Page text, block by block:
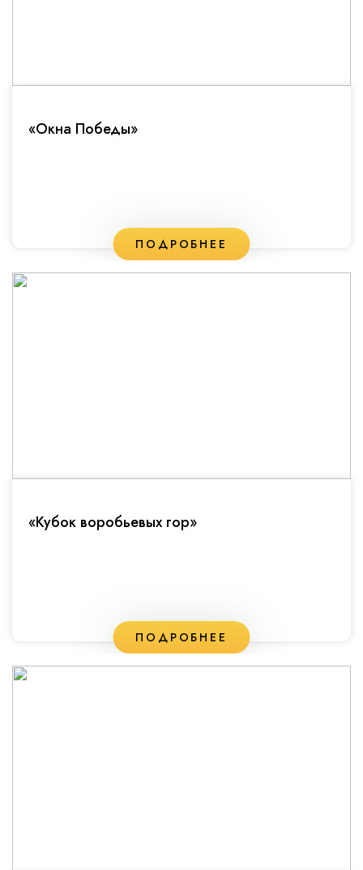
«Окна Победы»
ПОДРОБНЕЕ
«Кубок воробьевых гор»
ПОДРОБНЕЕ